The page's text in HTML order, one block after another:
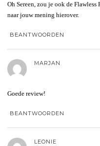
Oh Sereen, zou je ook de
naar jouw mening hierover.
BEANTWOORDEN
MARJAN
Goede review!
BEANTWOORDEN
LEONIE